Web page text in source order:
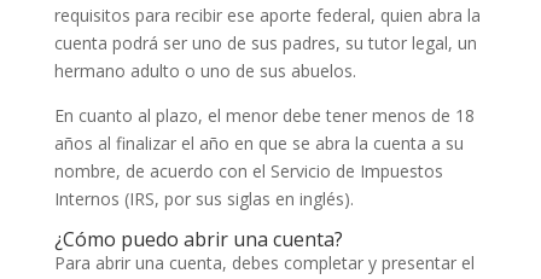
requisitos para recibir ese aporte federal, quien abra la
cuenta podrá ser uno de sus padres, su tutor legal, un
hermano adulto o uno de sus abuelos.
En cuanto al plazo, el menor debe tener menos de 18
años al finalizar el año en que se abra la cuenta a su
nombre, de acuerdo con el Servicio de Impuestos
Internos (IRS, por sus siglas en inglés).
¿Cómo puedo abrir una cuenta?
Para abrir una cuenta, debes completar y presentar el